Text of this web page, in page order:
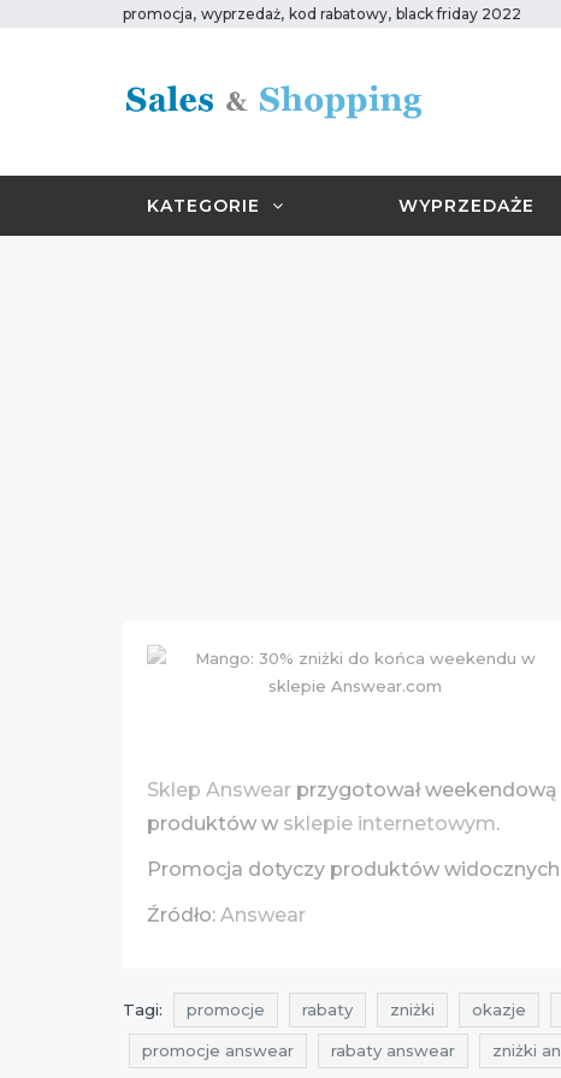
promocja, wyprzedaż, kod rabatowy, black friday 2022
KATEGORIE WYPRZEDAŻE
Sklep Answear przygotował
produktów w sklepie internetowym.
Promocja dotyczy produktów
Źródło: Answear
Tagi: promocje rabaty zniżki okazje
promocje answear rabaty answear zniżki